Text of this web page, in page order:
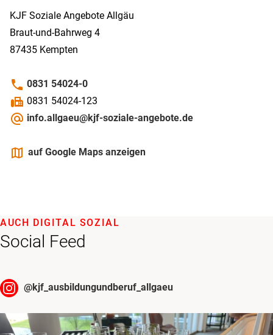
KJF Soziale Angebote Allgäu
Braut-und-Bahrweg 4
87435 Kempten
phone 0831 54024-0
fax 0831 54024-123
alternate_email info.allgaeu@kjf-soziale-angebote.de
mapsauf Google Maps anzeigen
Social Feed
AUCH DIGITAL SOZIAL
@kjf_ausbildungundberuf_allgaeu